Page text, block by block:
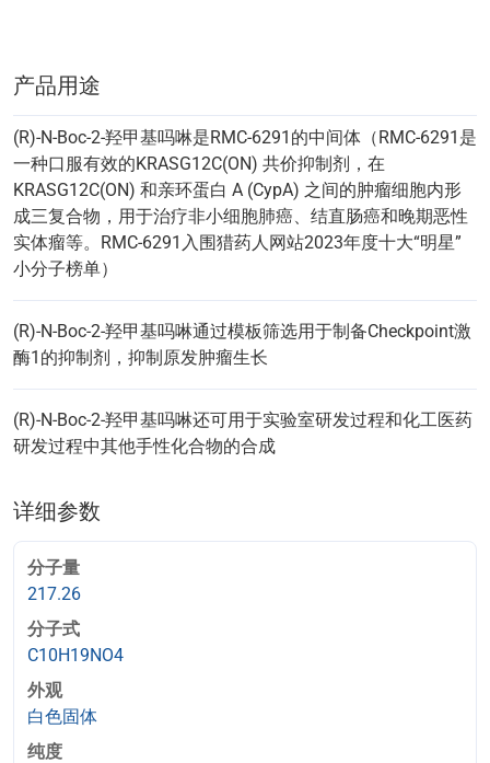
产品用途
(R)-N-Boc-2-羟甲基吗啉是RMC-6291的中间体（RMC-6291是
一种口服有效的KRASG12C(ON) 共价抑制剂，在
KRASG12C(ON) 和亲环蛋白 A (CypA) 之间的肿瘤细胞内形
成三复合物，用于治疗非小细胞肺癌、结直肠癌和晚期恶性
实体瘤等。RMC-6291入围猎药人网站2023年度十大“明星”
小分子榜单）
(R)-N-Boc-2-羟甲基吗啉通过模板筛选用于制备Checkpoint激
酶1的抑制剂，抑制原发肿瘤生长
(R)-N-Boc-2-羟甲基吗啉还可用于实验室研发过程和化工医药
研发过程中其他手性化合物的合成
详细参数
分子量
217.26
分子式
C10H19NO4
外观
白色固体
纯度